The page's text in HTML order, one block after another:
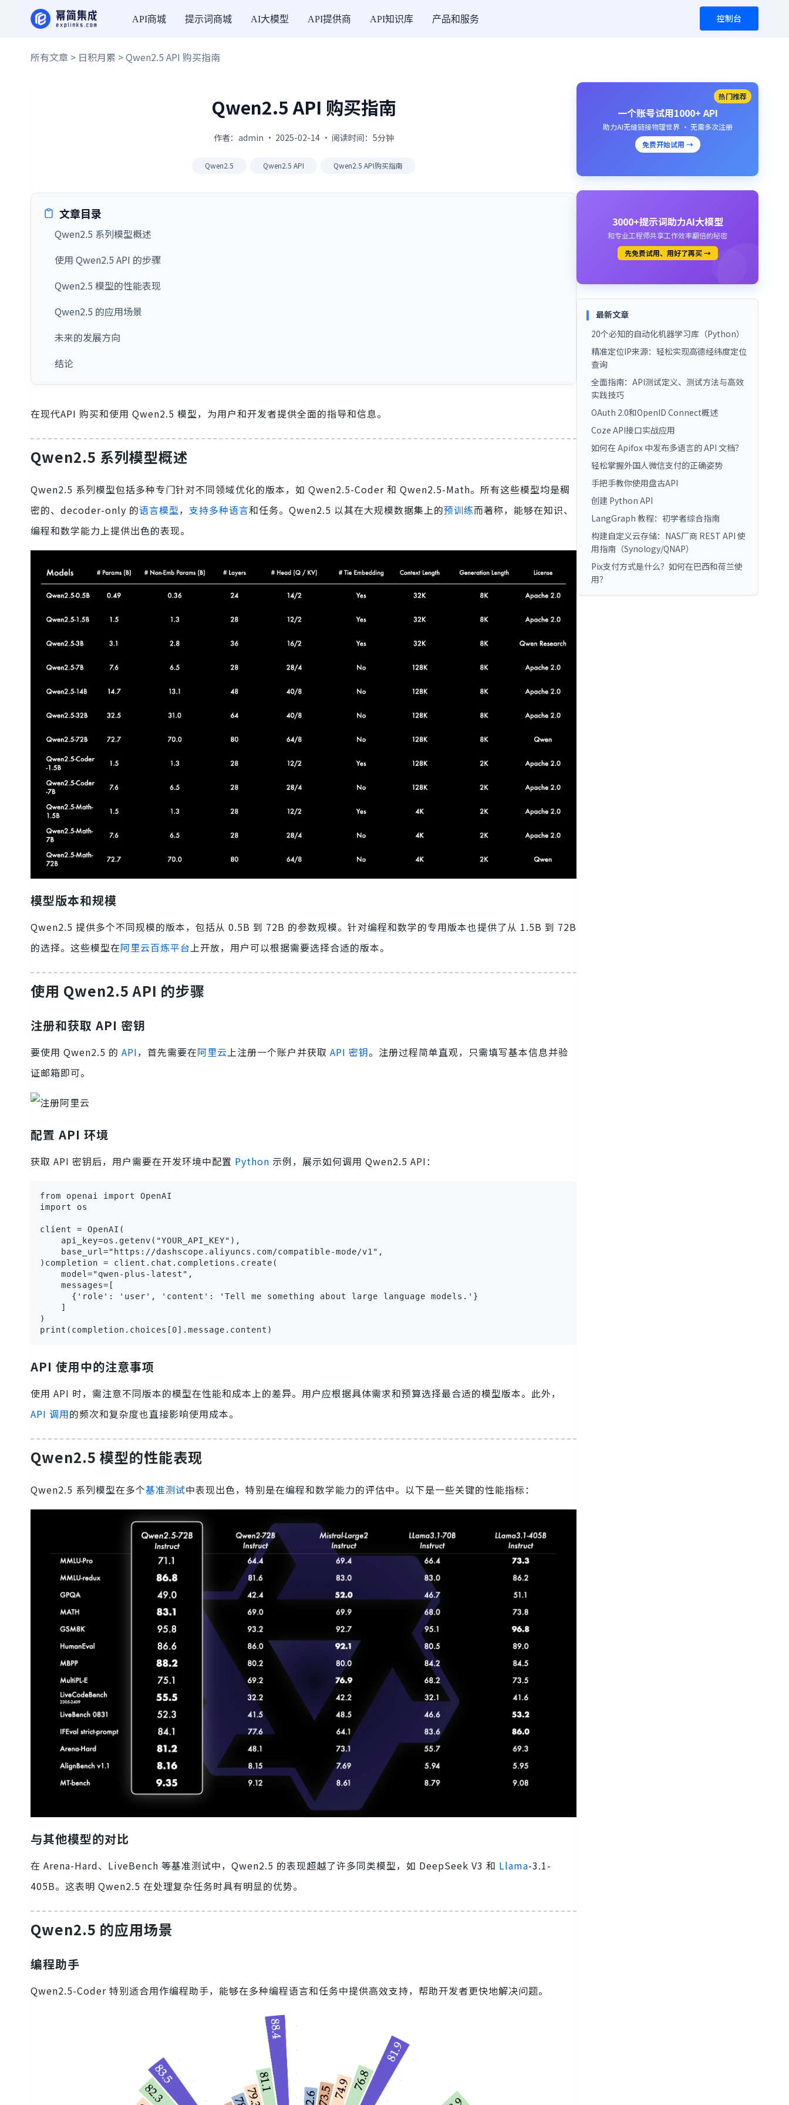
API商城 提示词商城 AI大模型 API提供商 API知识库 产品和服务 控制台
所有文章 > 日积月累 > Qwen2.5 API 购买指南
Qwen2.5 API 购买指南
作者：admin · 2025-02-14 · 阅读时间：5分钟
Qwen2.5 Qwen2.5 API Qwen2.5 API购买指南
文章目录
Qwen2.5 系列模型概述
使用 Qwen2.5 API 的步骤
Qwen2.5 模型的性能表现
Qwen2.5 的应用场景
未来的发展方向
结论
在现代API 购买和使用 Qwen2.5 模型，为用户和开发者提供全面的指导和信息。
Qwen2.5 系列模型概述
Qwen2.5 系列模型包括多种专门针对不同领域优化的版本，如 Qwen2.5-Coder 和 Qwen2.5-Math。所有这些模型均是稠
密的、decoder-only 的语言模型， 支持多种语言和任务。Qwen2.5 以其在大规模数据集上的预训练而著称，能够在知识、
编程和数学能力上提供出色的表现。
模型版本和规模
Qwen2.5 提供多个不同规模的版本，包括从 0.5B 到 72B 的参数规模。针对编程和数学的专用版本也提供了从 1.5B 到 72B
的选择。这些模型在阿里云百炼平台上开放，用户可以根据需要选择合适的版本。
使用 Qwen2.5 API 的步骤
注册和获取 API 密钥
要使用 Qwen2.5 的 API，首先需要在阿里云上注册一个账户并获取 API 密钥。注册过程简单直观，只需填写基本信息并验
证邮箱即可。
配置 API 环境
获取 API 密钥后，用户需要在开发环境中配置 Python 示例，展示如何调用 Qwen2.5 API：
from openai import OpenAI
import os
client = OpenAI(
    api_key=os.getenv("YOUR_API_KEY"),
    base_url="https://dashscope.aliyuncs.com/compatible-mode/v1",
)completion = client.chat.completions.create(
    model="qwen-plus-latest",
    messages=[
      {'role': 'user', 'content': 'Tell me something about large language models.'}
    ]
)
print(completion.choices[0].message.content)
API 使用中的注意事项
使用 API 时，需注意不同版本的模型在性能和成本上的差异。用户应根据具体需求和预算选择最合适的模型版本。此外，
API 调用的频次和复杂度也直接影响使用成本。
Qwen2.5 模型的性能表现
Qwen2.5 系列模型在多个基准测试中表现出色，特别是在编程和数学能力的评估中。以下是一些关键的性能指标：
与其他模型的对比
在 Arena-Hard、LiveBench 等基准测试中，Qwen2.5 的表现超越了许多同类模型，如 DeepSeek V3 和 Llama-3.1-
405B。这表明 Qwen2.5 在处理复杂任务时具有明显的优势。
Qwen2.5 的应用场景
编程助手
Qwen2.5-Coder 特别适合用作编程助手，能够在多种编程语言和任务中提供高效支持，帮助开发者更快地解决问题。
热门推荐
一个账号试用1000+ API
助力AI无缝链接物理世界 · 无需多次注册
免费开始试用 →
3000+提示词助力AI大模型
和专业工程师共享工作效率翻倍的秘密
先免费试用、用好了再买 →
最新文章
20个必知的自动化机器学习库（Python）
精准定位IP来源：轻松实现高德经纬度定位
查询
全面指南：API测试定义、测试方法与高效
实践技巧
OAuth 2.0和OpenID Connect概述
Coze API接口实战应用
如何在 Apifox 中发布多语言的 API 文档？
轻松掌握外国人微信支付的正确姿势
手把手教你使用盘古API
创建 Python API
LangGraph 教程：初学者综合指南
构建自定义云存储：NAS厂商 REST API 使
用指南（Synology/QNAP）
Pix支付方式是什么？如何在巴西和荷兰使
用？